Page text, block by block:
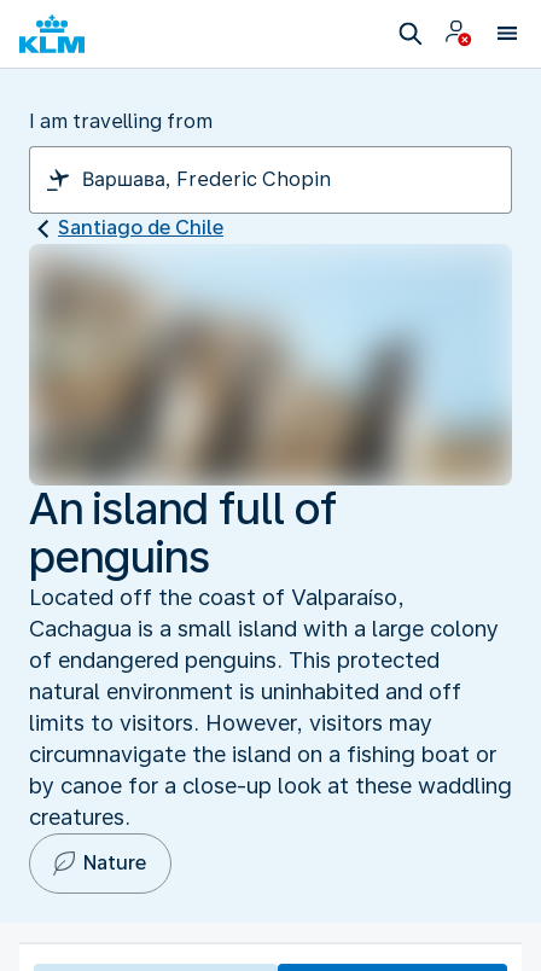
I am travelling from
Santiago de Chile
An island full of
penguins
Located off the coast of Valparaíso,
Cachagua is a small island with a large colony
of endangered penguins. This protected
natural environment is uninhabited and off
limits to visitors. However, visitors may
circumnavigate the island on a fishing boat or
by canoe for a close-up look at these waddling
creatures.
Nature